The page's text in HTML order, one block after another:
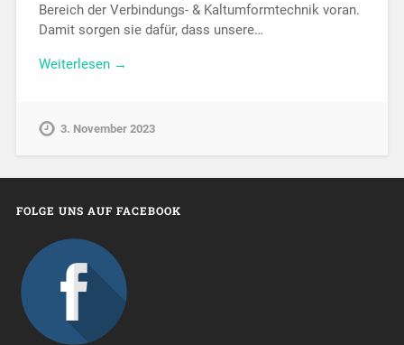
Bereich der Verbindungs- & Kaltumformtechnik voran.
Damit sorgen sie dafür, dass unsere…
Weiterlesen →
3. November 2023
FOLGE UNS AUF FACEBOOK